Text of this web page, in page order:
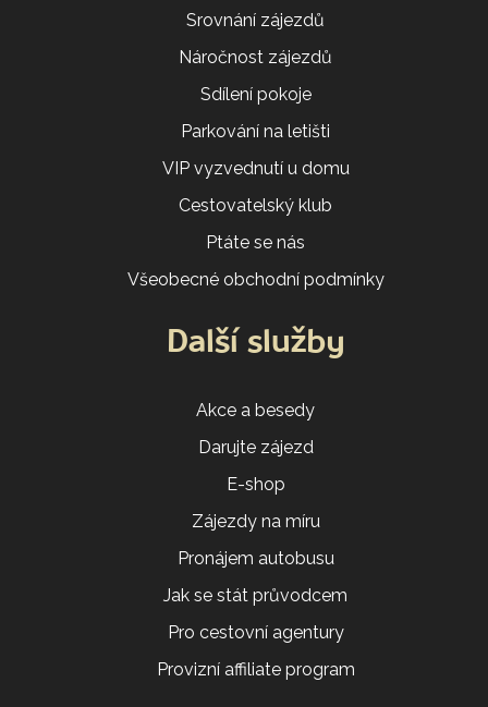
Srovnání zájezdů
Náročnost zájezdů
Sdílení pokoje
Parkování na letišti
VIP vyzvednutí u domu
Cestovatelský klub
Ptáte se nás
Všeobecné obchodní podmínky
Další služby
Akce a besedy
Darujte zájezd
E-shop
Zájezdy na míru
Pronájem autobusu
Jak se stát průvodcem
Pro cestovní agentury
Provizní affiliate program